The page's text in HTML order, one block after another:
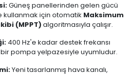
Güneş panellerinden gelen gücü
kullanmak için otomatik Maksimum
(MPPT)algoritmasıyla çalışır.
400 Hz'e kadar destek frekansı
pompa yelpazesiyle uyumludur.
Yeni tasarlanmış hava kanalı,